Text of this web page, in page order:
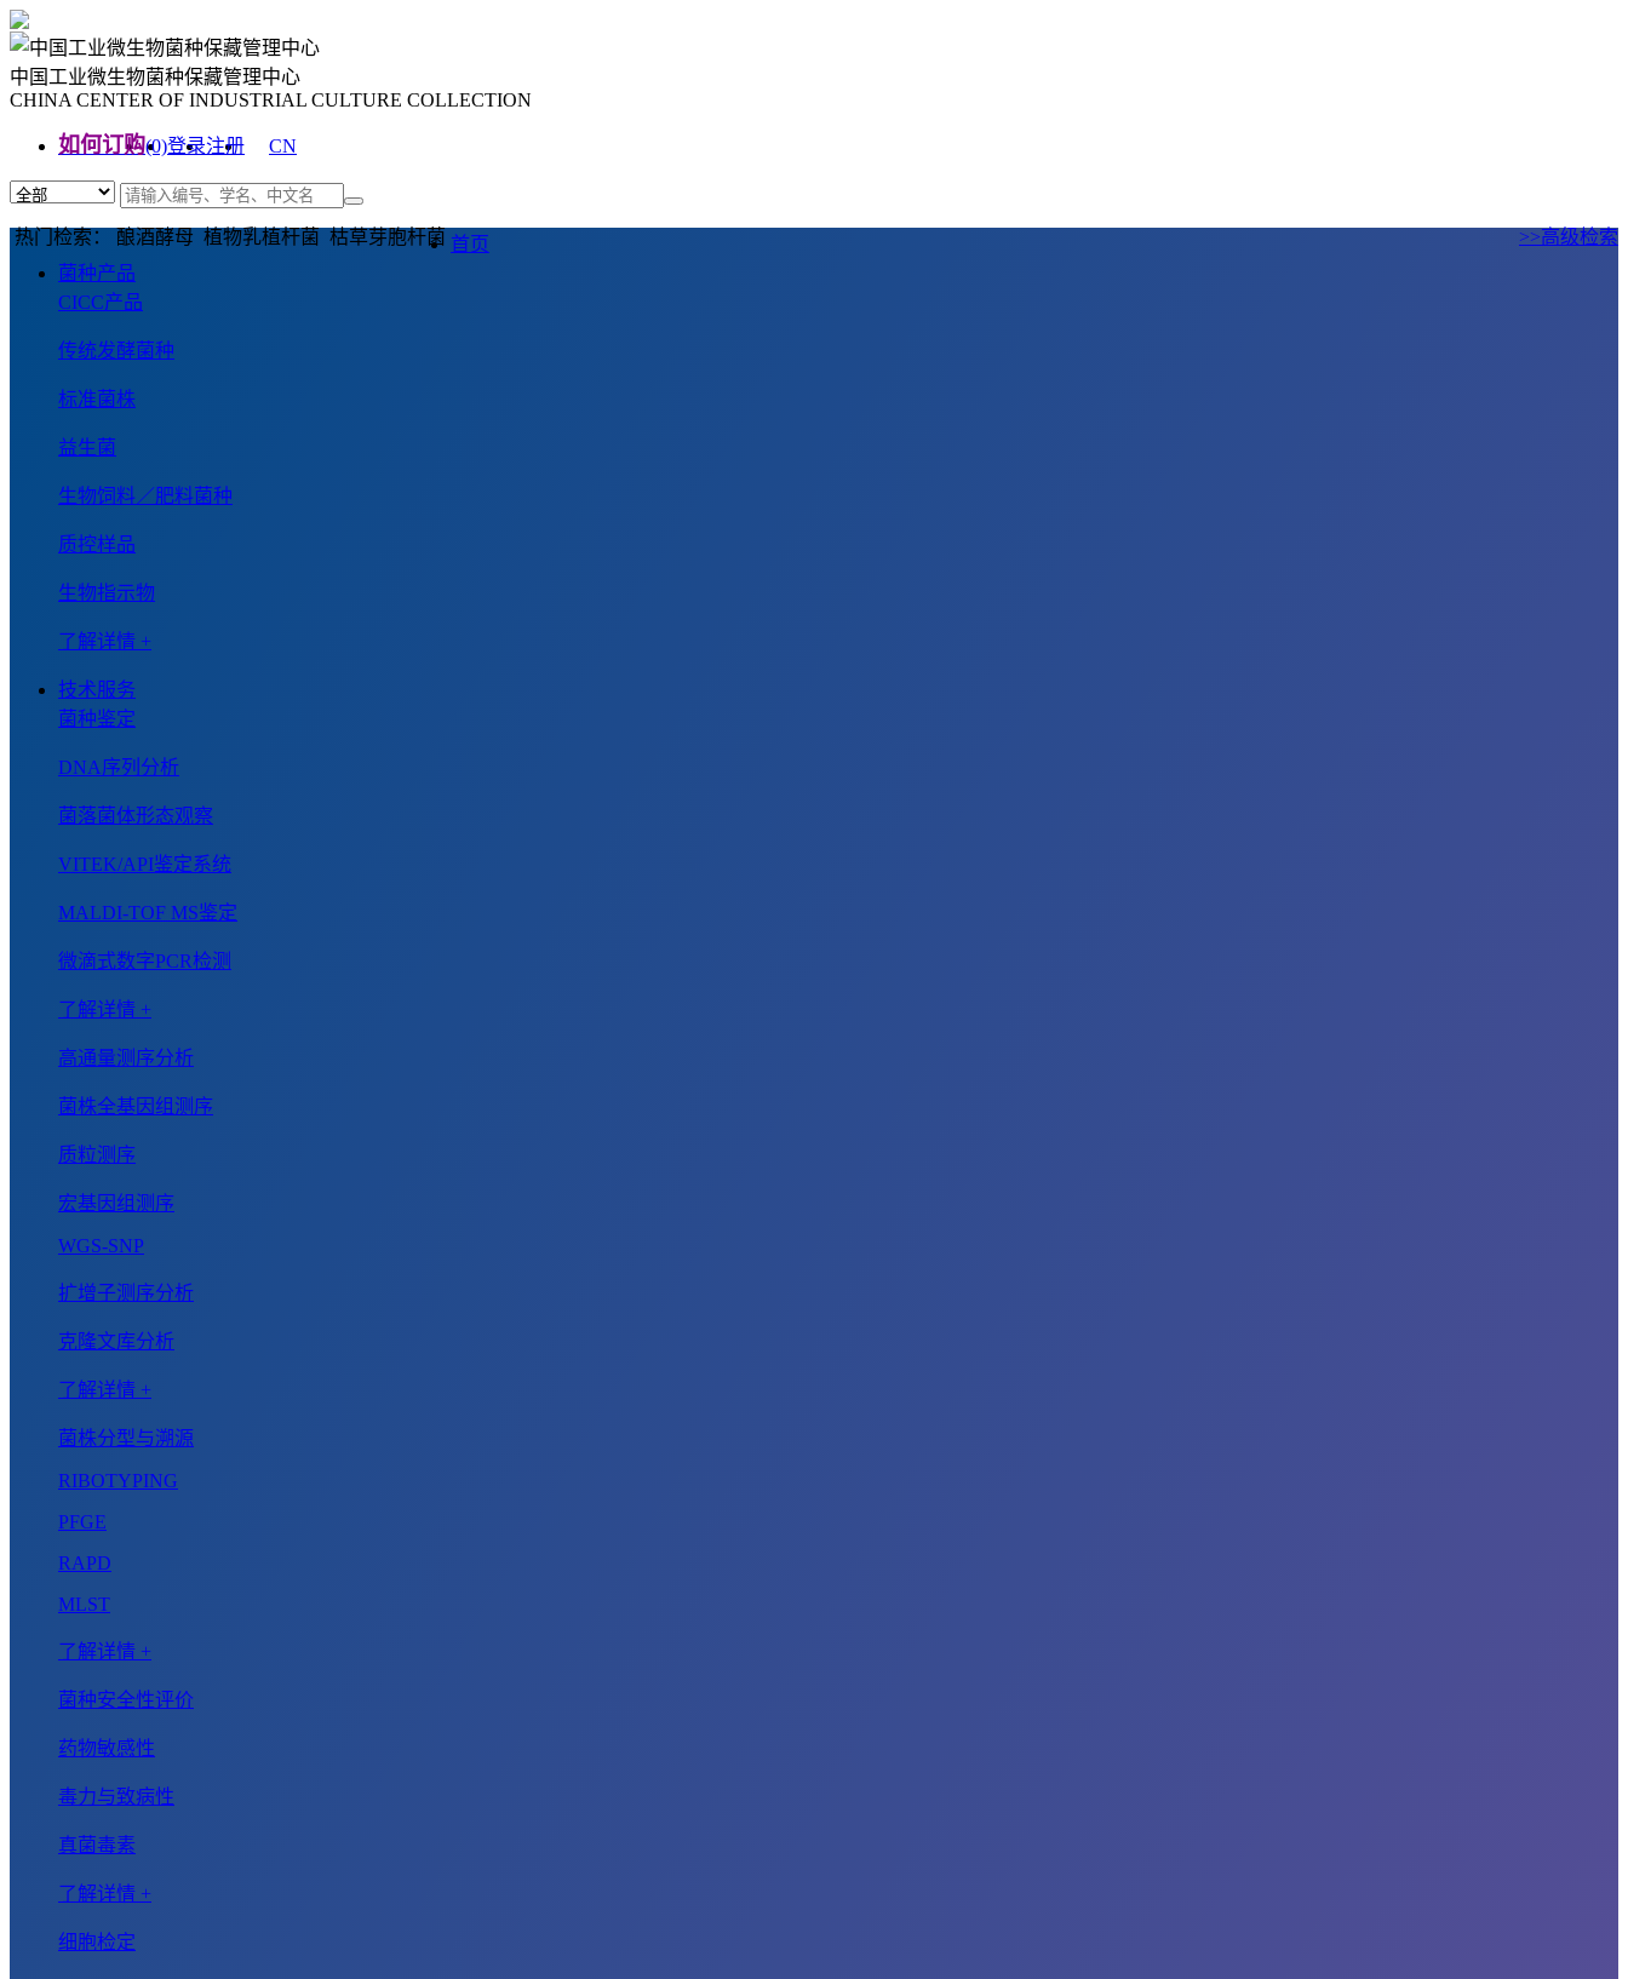
中国工业微生物菌种保藏管理中心
CHINA CENTER OF INDUSTRIAL CULTURE COLLECTION
如何订购(0)登录注册
CN
热门检索： 酿酒酵母 植物乳植杆菌 枯草芽胞杆菌 >>高级检索
首页
菌种产品
CICC产品
传统发酵菌种
标准菌株
益生菌
生物饲料／肥料菌种
质控样品
生物指示物
了解详情 +
技术服务
菌种鉴定
DNA序列分析
菌落菌体形态观察
VITEK/API鉴定系统
MALDI-TOF MS鉴定
微滴式数字PCR检测
了解详情 +
高通量测序分析
菌株全基因组测序
质粒测序
宏基因组测序
WGS-SNP
扩增子测序分析
克隆文库分析
了解详情 +
菌株分型与溯源
RIBOTYPING
PFGE
RAPD
MLST
了解详情 +
菌种安全性评价
药物敏感性
毒力与致病性
真菌毒素
了解详情 +
细胞检定